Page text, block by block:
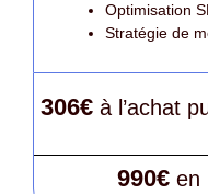
Optimisation
Stratégie de
306€ à l’achat
990€ en